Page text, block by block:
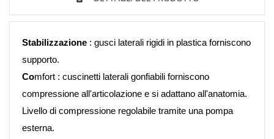
Stabilizzazione : gusci laterali rigidi in plastica forniscono
supporto.
Comfort : cuscinetti laterali gonfiabili forniscono
compressione all'articolazione e si adattano all'anatomia.
Livello di compressione regolabile tramite una pompa
esterna.